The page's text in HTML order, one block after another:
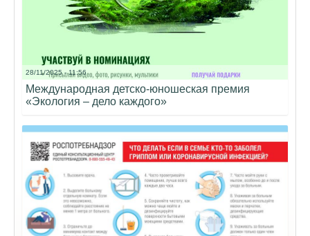
28/11/2025 - 11:56
Международная детско-юношеская премия
«Экология – дело каждого»